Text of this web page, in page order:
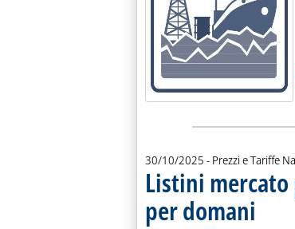
Lista allegati PDF
30/10/2025 - Prezzi e Tariffe
Listini
per domani ..